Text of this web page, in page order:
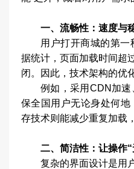
一、流畅性：速度与
用户打开商城的第一
据统计，页面加载时间超
闭。因此，技术架构的优
例如，采用CDN加
保全国用户无论身处何
存技术则能减少重复加载
二、简洁性：让操作
复杂的界面设计是用